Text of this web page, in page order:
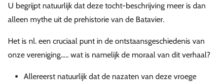
U begrijpt natuurlijk dat deze tocht-beschrijving meer is dan
alleen mythe uit de prehistorie van de Batavier.
Het is nl. een cruciaal punt in de ontstaansgeschiedenis van
onze vereniging….. wat is namelijk de moraal van dit verhaal?
Allereerst natuurlijk dat de nazaten van deze vroege